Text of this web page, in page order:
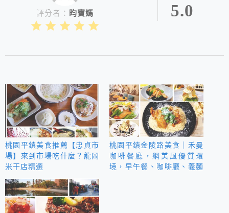
評分者： 昀寶媽 5.0
桃園平鎮美食推薦【忠貞市
場】來到市場吃什麼？龍岡
米干店精選
桃園平鎮金陵路美食｜禾曼
咖啡餐廳，網美風優質環
境，早午餐、咖啡廳、義麵